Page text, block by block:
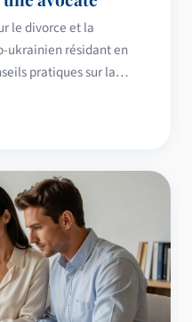
le divorce et la
ukrainien résidant en
pratiques sur la